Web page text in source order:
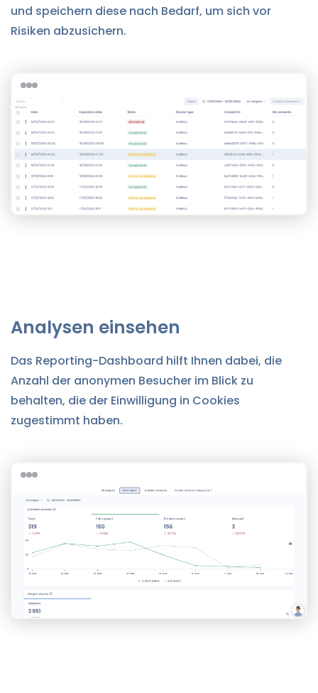
und speichern diese nach Bedarf, um sich vor
Risiken abzusichern.
Analysen einsehen
Das Reporting-Dashboard hilft Ihnen dabei, die
Anzahl der anonymen Besucher im Blick zu
behalten, die der Einwilligung in Cookies
zugestimmt haben.